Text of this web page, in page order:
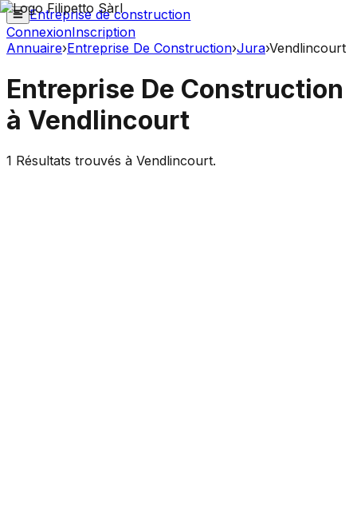
Entreprise de construction
ConnexionInscription
Annuaire›Entreprise De Construction›Jura›Vendlincourt
Entreprise De Construction
à Vendlincourt
1 Résultats trouvés à Vendlincourt.